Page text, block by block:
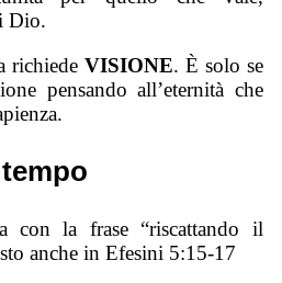
Dio.
richiede VISIONE. È solo se
pensando all’eternità che
con la frase “riscattando il
anche in Efesini 5:15-17